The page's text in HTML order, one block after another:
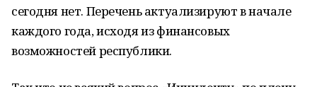
сегодня нет. Перечень актуализируют в начале
каждого года, исходя из финансовых
возможностей республики.